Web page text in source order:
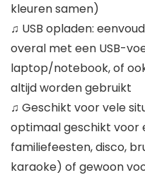
kleuren samen)
♫ USB opladen:
overal met een USB-
laptop/notebook, of
altijd worden gebruikt
♫ Geschikt voor vele
optimaal geschikt voor
familiefeesten, disco,
karaoke) of gewoon